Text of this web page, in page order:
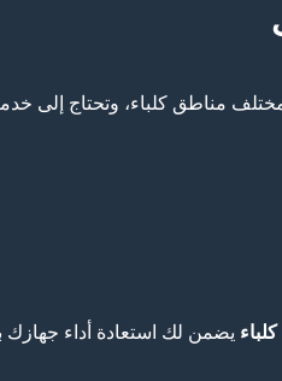
مناطق كلباء، وتحتاج
يضمن لك استعادة أداء جهازك